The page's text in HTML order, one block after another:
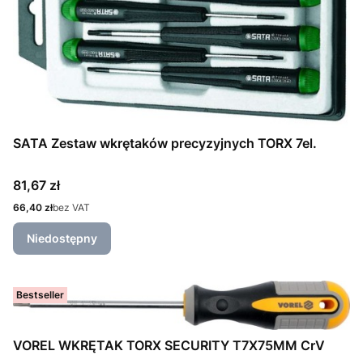
SATA Zestaw wkrętaków precyzyjnych TORX 7el.
Cena
81,67 zł
Cena
66,40 złbez VAT
Niedostępny
Bestseller
VOREL WKRĘTAK TORX SECURITY T7X75MM CrV